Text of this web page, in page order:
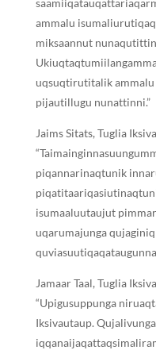
ammalu
miksaannut
uqsuqtirutitalik
pijautillugu nunattinni.”
Jaims Sitats, Tuglia
piqannarinaqtunik
isumaaluutaujut
uqarumajunga
Jamaar Taal, Tuglia
“Upigusuppunga
Iksivautaup.